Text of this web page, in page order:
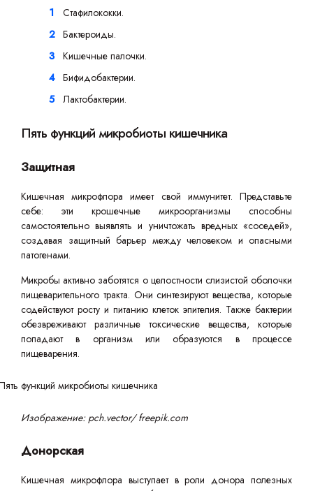
Стафилококки.
Бактероиды.
Кишечные палочки.
Бифидобактерии.
Лактобактерии.
Пять функций микробиоты кишечника
Защитная
Кишечная микрофлора имеет свой иммунитет. Представьте
себе: эти крошечные микроорганизмы способны
самостоятельно выявлять и уничтожать вредных «соседей»,
создавая защитный барьер между человеком и опасными
патогенами.
Микробы активно заботятся о целостности слизистой оболочки
пищеварительного тракта. Они синтезируют вещества, которые
содействуют росту и питанию клеток эпителия. Также бактерии
обезвреживают различные токсические вещества, которые
попадают в организм или образуются в процессе
пищеварения.
Изображение: pch.vector/ freepik.com
Донорская
Кишечная микрофлора выступает в роли донора полезных